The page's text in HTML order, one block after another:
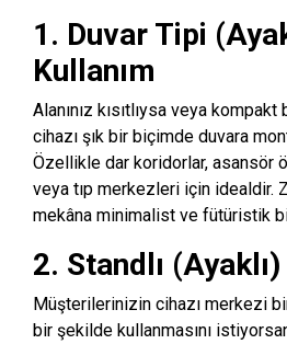
1. Duvar Tipi
Kullanım
Alanınız kısıtlıysa veya
cihazı şık bir biçimde duvara
Özellikle dar koridorlar, asansör
veya tıp merkezleri için idealdir.
mekâna minimalist ve fütüristik
2. Standlı
Müşterilerinizin cihazı merkezi
bir şekilde kullanmasını